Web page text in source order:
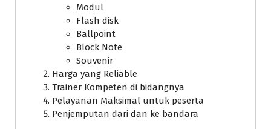
Modul
Flash disk
Ballpoint
Block Note
Souvenir
Harga yang Reliable
Trainer Kompeten di bidangnya
Pelayanan Maksimal untuk peserta
Penjemputan dari dan ke bandara